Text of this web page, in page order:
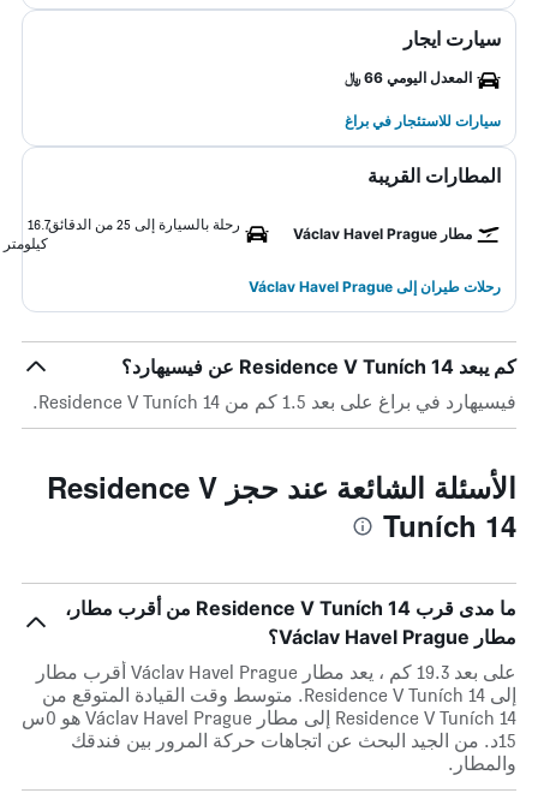
سيارت ايجار
المعدل اليومي 66 ﷼
سيارات للاستئجار في براغ
المطارات القريبة
مطار Václav Havel Prague
رحلة بالسيارة إلى 25 من الدقائق
16.7
كيلومتر
رحلات طيران إلى Václav Havel Prague
كم يبعد Residence V Tuních 14 عن فيسيهارد؟
فيسيهارد في براغ على بعد 1.5 كم من Residence V Tuních 14.
الأسئلة الشائعة عند حجز Residence V
Tuních 14
ما مدى قرب Residence V Tuních 14 من أقرب مطار،
مطار Václav Havel Prague؟
على بعد 19.3 كم ، يعد مطار Václav Havel Prague أقرب مطار
إلى Residence V Tuních 14. متوسط وقت القيادة المتوقع من
Residence V Tuních 14 إلى مطار Václav Havel Prague هو 0س
15د. من الجيد البحث عن اتجاهات حركة المرور بين فندقك
والمطار.